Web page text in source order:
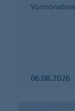
06.08.2026